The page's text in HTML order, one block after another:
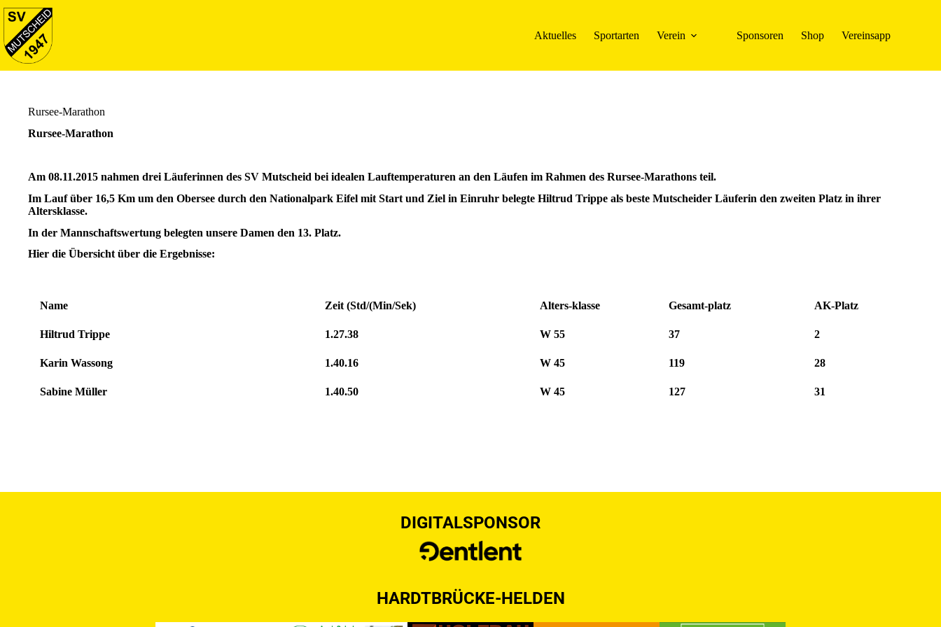
Aktuelles Sportarten Verein Sponsoren Shop Vereinsapp
Rursee-Marathon
Rursee-Marathon
Am 08.11.2015 nahmen drei Läuferinnen des SV Mutscheid bei idealen Lauftemperaturen an den Läufen im Rahmen des Rursee-Marathons teil.
Im Lauf über 16,5 Km um den Obersee durch den Nationalpark Eifel mit Start und Ziel in Einruhr belegte Hiltrud Trippe als beste Mutscheider Läuferin den zweiten Platz in ihrer
Altersklasse.
In der Mannschaftswertung belegten unsere Damen den 13. Platz.
Hier die Übersicht über die Ergebnisse:
Name Zeit (Std/(Min/Sek) Alters-klasse Gesamt-platz AK-Platz
Hiltrud Trippe 1.27.38 W 55 37 2
Karin Wassong 1.40.16 W 45 119 28
Sabine Müller 1.40.50 W 45 127 31
DIGITALSPONSOR
HARDTBRÜCKE-HELDEN